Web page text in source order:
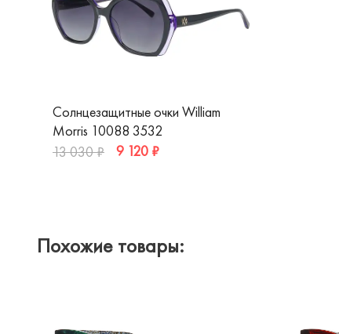
Солнцезащитные очки William
Morris 10088 3532
13 030 ₽
9 120 ₽
Похожие товары: